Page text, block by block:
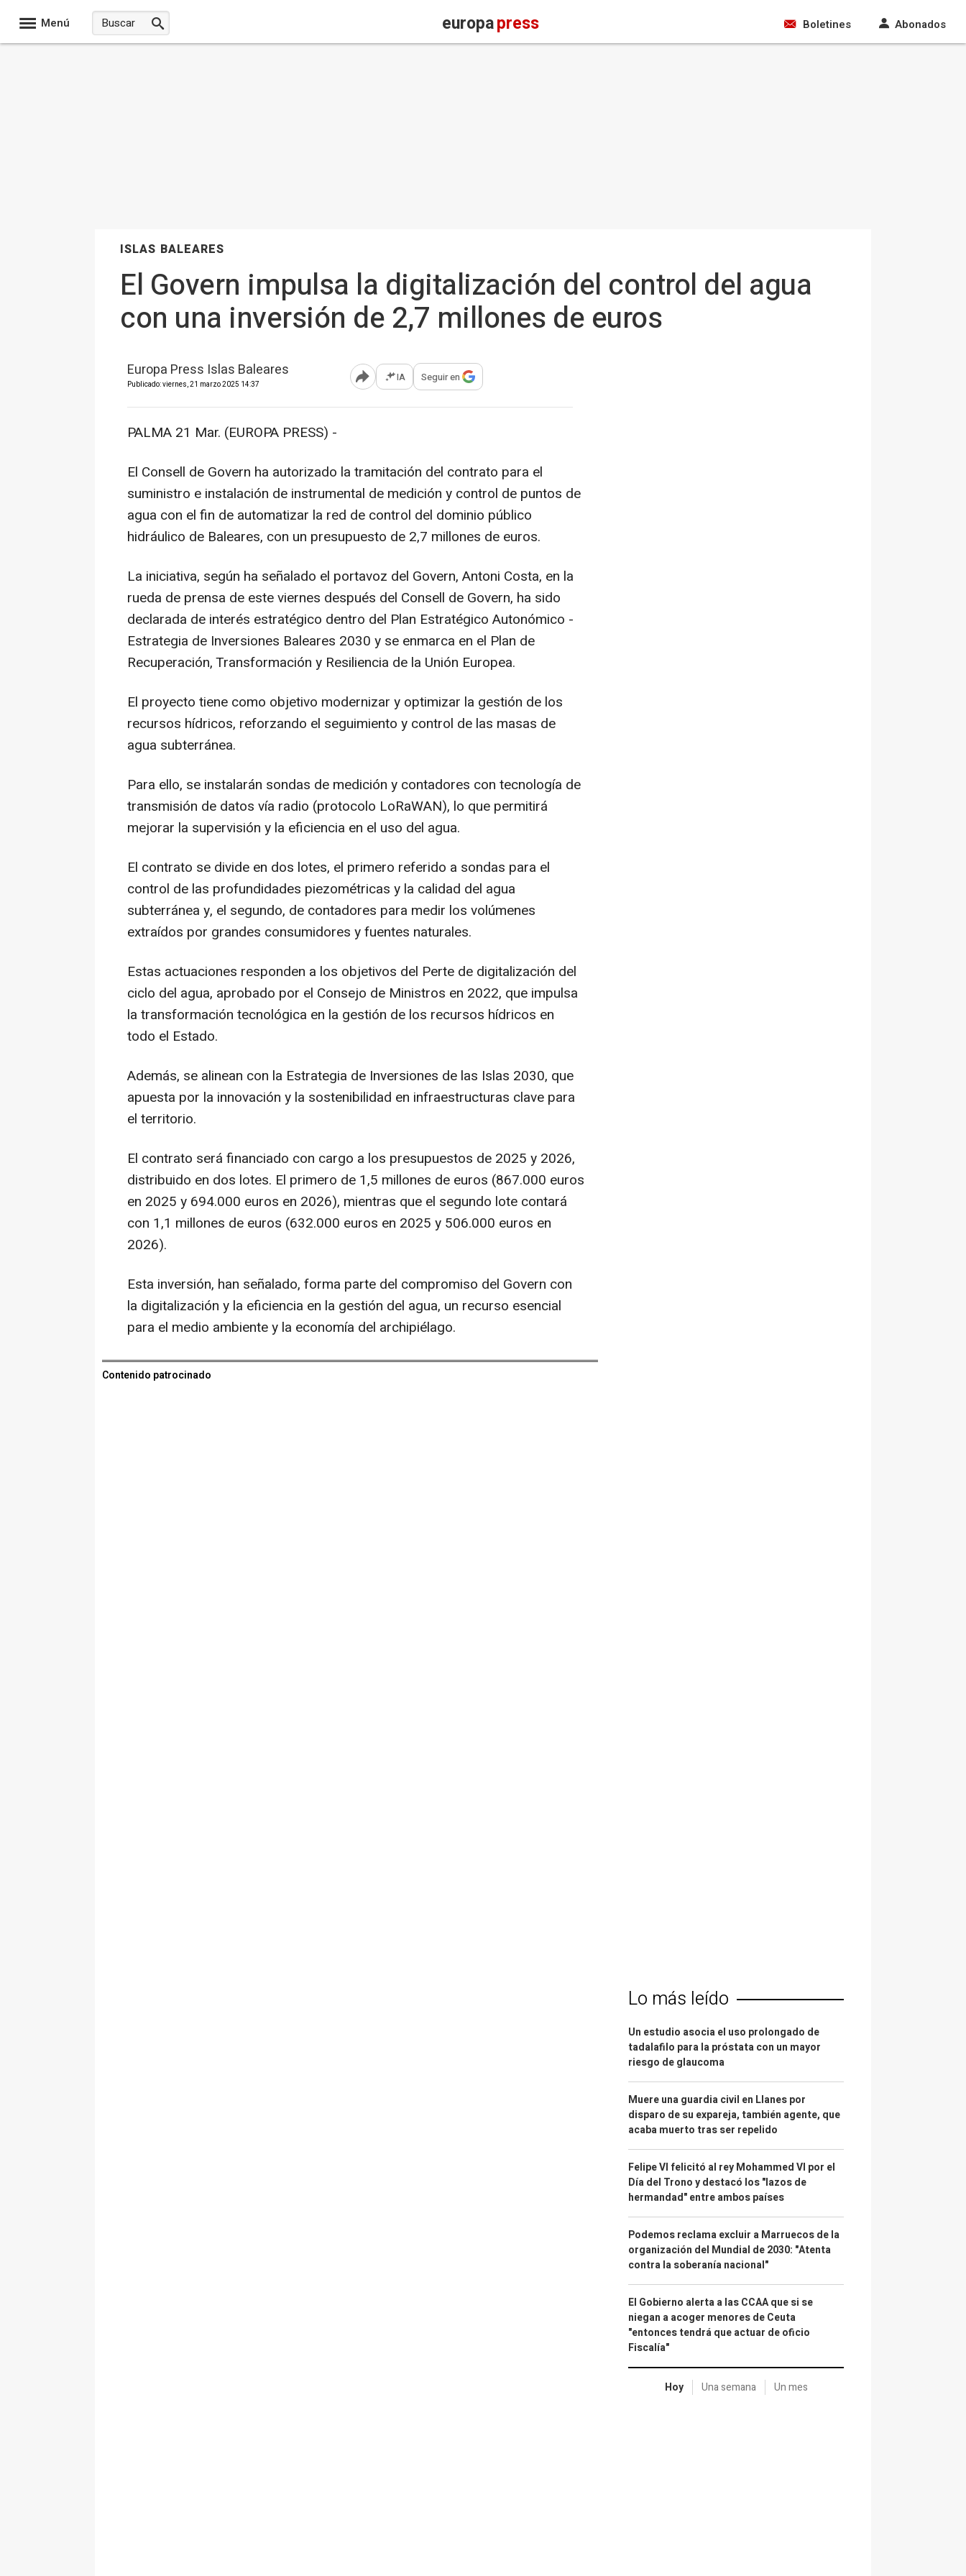
Menú europapress Boletines Abonados
ISLAS BALEARES
El Govern impulsa la digitalización del control del agua
con una inversión de 2,7 millones de euros
Europa Press Islas Baleares
Publicado: viernes, 21 marzo 2025 14:37 Abrir opciones para compartir
IA Seguir en
PALMA 21 Mar. (EUROPA PRESS) -
El Consell de Govern ha autorizado la tramitación del contrato para el
suministro e instalación de instrumental de medición y control de puntos de
agua con el fin de automatizar la red de control del dominio público
hidráulico de Baleares, con un presupuesto de 2,7 millones de euros.
La iniciativa, según ha señalado el portavoz del Govern, Antoni Costa, en la
rueda de prensa de este viernes después del Consell de Govern, ha sido
declarada de interés estratégico dentro del Plan Estratégico Autonómico -
Estrategia de Inversiones Baleares 2030 y se enmarca en el Plan de
Recuperación, Transformación y Resiliencia de la Unión Europea.
El proyecto tiene como objetivo modernizar y optimizar la gestión de los
recursos hídricos, reforzando el seguimiento y control de las masas de
agua subterránea.
Para ello, se instalarán sondas de medición y contadores con tecnología de
transmisión de datos vía radio (protocolo LoRaWAN), lo que permitirá
mejorar la supervisión y la eficiencia en el uso del agua.
El contrato se divide en dos lotes, el primero referido a sondas para el
control de las profundidades piezométricas y la calidad del agua
subterránea y, el segundo, de contadores para medir los volúmenes
extraídos por grandes consumidores y fuentes naturales.
Estas actuaciones responden a los objetivos del Perte de digitalización del
ciclo del agua, aprobado por el Consejo de Ministros en 2022, que impulsa
la transformación tecnológica en la gestión de los recursos hídricos en
todo el Estado.
Además, se alinean con la Estrategia de Inversiones de las Islas 2030, que
apuesta por la innovación y la sostenibilidad en infraestructuras clave para
el territorio.
El contrato será financiado con cargo a los presupuestos de 2025 y 2026,
distribuido en dos lotes. El primero de 1,5 millones de euros (867.000 euros
en 2025 y 694.000 euros en 2026), mientras que el segundo lote contará
con 1,1 millones de euros (632.000 euros en 2025 y 506.000 euros en
2026).
Esta inversión, han señalado, forma parte del compromiso del Govern con
la digitalización y la eficiencia en la gestión del agua, un recurso esencial
para el medio ambiente y la economía del archipiélago.
Contenido patrocinado
Lo más leído
Un estudio asocia el uso prolongado de
tadalafilo para la próstata con un mayor
riesgo de glaucoma
Muere una guardia civil en Llanes por
disparo de su expareja, también agente, que
acaba muerto tras ser repelido
Felipe VI felicitó al rey Mohammed VI por el
Día del Trono y destacó los "lazos de
hermandad" entre ambos países
Podemos reclama excluir a Marruecos de la
organización del Mundial de 2030: "Atenta
contra la soberanía nacional"
El Gobierno alerta a las CCAA que si se
niegan a acoger menores de Ceuta
"entonces tendrá que actuar de oficio
Fiscalía"
Hoy Una semana Un mes